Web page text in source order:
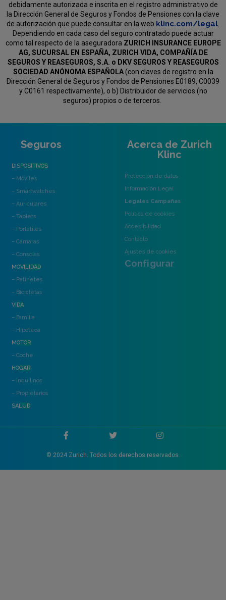
debidamente autorizada e inscrita en el registro administrativo de
la Dirección General de Seguros y Fondos de Pensiones con la clave
de autorización que puede consultar en la web klinc.com/legal.
Dependiendo en cada caso del seguro contratado puede actuar
como tal respecto de la aseguradora ZURICH INSURANCE EUROPE
AG, SUCURSAL EN ESPAÑA, ZURICH VIDA, COMPAÑÍA DE
SEGUROS Y REASEGUROS, S.A. o DKV SEGUROS Y REASEGUROS
SOCIEDAD ANÓNOMA ESPAÑOLA(con claves de registro en la
Dirección General de Seguros y Fondos de Pensiones E0189, C0039
y C0161 respectivamente), o b) Distribuidor de servicios (no
seguros) propios o de terceros.
Seguros
DISPOSITIVOS
– Móviles
– Smartwatches
– Auriculares
– Tablets
– Portátiles
– Cámaras
– Consolas
MOVILIDAD
– Patinetes
– Bicicletas
VIDA
– Familia
– Hipoteca
MOTOR
– Coche
HOGAR
– Inquilinos
– Propietarios
SALUD
Acerca de Zurich
Klinc
Protección de datos
Información Legal
Legales Campañas
Política de cookies
Accesibilidad
Contacto
Ajustes de cookies
Configurar
© 2024 Zurich. Todos los derechos reservados.